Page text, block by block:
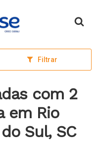
Filtrar
com 2
em Rio
Sul, SC